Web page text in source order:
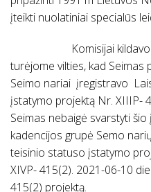
įteikti nuolatiniai specialūs
Komisijai kildavo
turėjome vilties, kad Seimas
Seimo nariai įregistravo
įstatymo projektą Nr. XIIIP-
Seimas nebaigė svarstyti
kadencijos grupė Semo
teisinio statuso įstatymo
XIVP- 415(2). 2021-06-10
415(2) projektą.